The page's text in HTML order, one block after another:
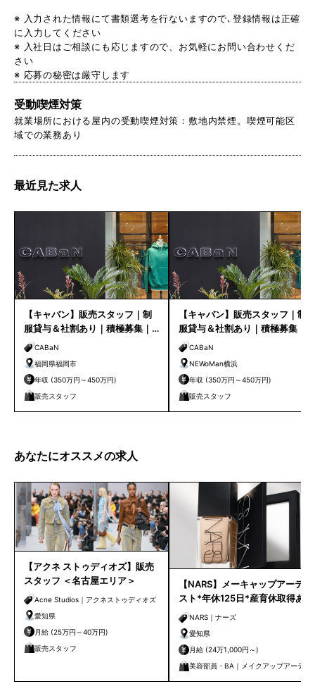
※ 入力された情報にて書類選考を行ないますので､登録情報は正確
に入力してください
※ 入社日はご相談にも応じますので、お気軽にお問い合わせくだ
さい
※ 応募の秘密は厳守します
受動喫煙対策
就業場所における屋内の受動喫煙対策：敷地内禁煙。喫煙可能区
域での業務あり
最近見た求人
【キャバン】販売スタッフ｜制
服貸与＆社割あり｜積極募集｜
福岡店
CABaN
福岡県福岡市
年収 (350万円～450万円)
販売スタッフ
【キャバン】販売スタッフ｜制
服貸与＆社割あり｜積極募集｜
NEWoMan横浜
CABaN
NEWoMan横浜
年収 (350万円～450万円)
販売スタッフ
あなたにオススメの求人
【アクネ ストゥディオズ】販売
スタッフ ＜名古屋エリア＞
Acne Studios｜アクネストゥディオズ
愛知県
月給 (25万円～40万円)
販売スタッフ
【NARS】メーキャップアーティ
スト*年休125日*産育休取得あり
*残業月10H以下（名古屋エリ
ア）
NARS｜ナーズ
愛知県
月給 (24万1,000円～)
美容部員・BA｜メイクアップアーティ
スト